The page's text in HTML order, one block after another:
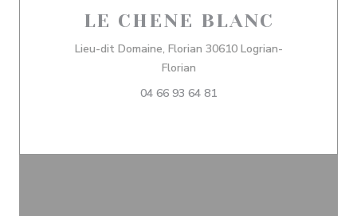
LE CHENE BLANC
Lieu-dit Domaine, Florian 30610 Logrian-
Florian((ανοίγει σε νέο παράθυρο))
04 66 93 64 81